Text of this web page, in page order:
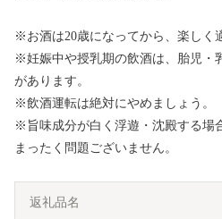
※お酒は20歳になってから、楽しく
※妊娠中や授乳期の飲酒は、胎児・
があります。
※飲酒運転は絶対にやめましょう。
※旨味成分が白く浮遊・沈殿する場
まったく問題ございません。
返礼品名